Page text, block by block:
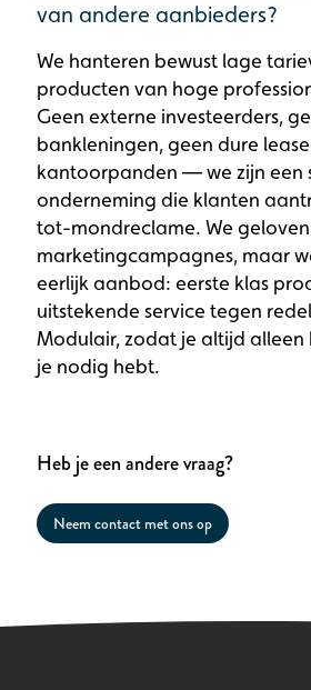
van andere aanbieders?
We hanteren bewust lage
producten van hoge
Geen externe investeerders,
bankleningen, geen dure
kantoorpanden — we zijn een
onderneming die klanten
tot-mondreclame. We
marketingcampagnes, maar
eerlijk aanbod: eerste klas
uitstekende service tegen
Modulair, zodat je altijd
je nodig hebt.
Heb je een andere vraag?
Neem contact met ons op